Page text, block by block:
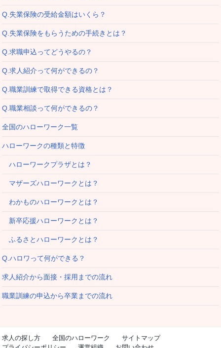
Q.失業保険の受給金額はいくら？
Q.失業保険をもらうための手続きとは？
Q.求職申込ってどうやるの？
Q.求人紹介って何ができるの？
Q.職業訓練で取得できる資格とは？
Q.職業相談って何ができるの？
全国のハローワーク一覧
ハローワークの種類と特徴
ハローワークプラザとは？
マザーズハローワークとは？
わかものハローワークとは？
新卒応援ハローワークとは？
ふるさとハローワークとは？
Q.ハロワって何ができる？
求人紹介から面接・採用までの流れ
職業訓練の申込から卒業までの流れ
求人の探し方 全国のハローワーク
サイトマップ